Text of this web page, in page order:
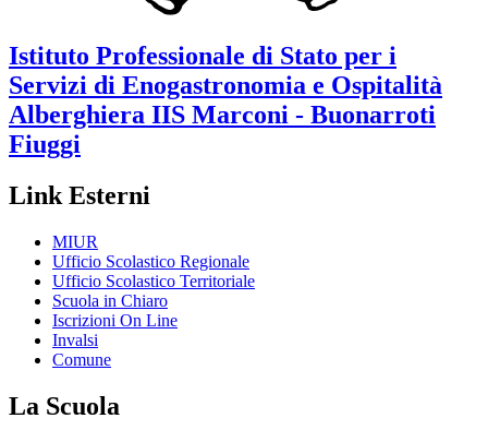
Istituto Professionale di Stato per i
Servizi di Enogastronomia e Ospitalità
Alberghiera IIS Marconi - Buonarroti
Fiuggi
Link Esterni
MIUR
Ufficio Scolastico Regionale
Ufficio Scolastico Territoriale
Scuola in Chiaro
Iscrizioni On Line
Invalsi
Comune
La Scuola